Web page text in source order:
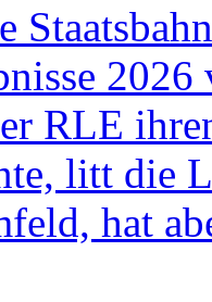
RLE
litt die
hat